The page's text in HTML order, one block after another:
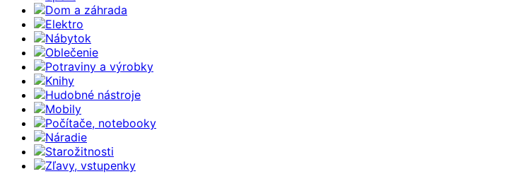
Dom a záhrada
Elektro
Nábytok
Oblečenie
Potraviny a výrobky
Knihy
Hudobné nástroje
Mobily
Počítače, notebooky
Náradie
Starožitnosti
Zľavy, vstupenky